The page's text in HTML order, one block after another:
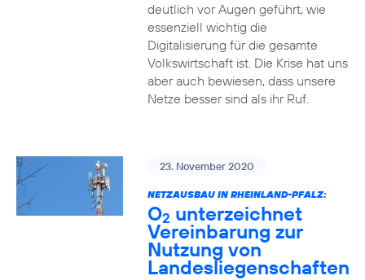
deutlich vor Augen geführt, wie
essenziell wichtig die
Digitalisierung für die gesamte
Volkswirtschaft ist. Die Krise hat uns
aber auch bewiesen, dass unsere
Netze besser sind als ihr Ruf.
23. November 2020
NETZAUSBAU IN RHEINLAND-PFALZ:
O2 unterzeichnet
Vereinbarung zur
Nutzung von
Landesliegenschaften